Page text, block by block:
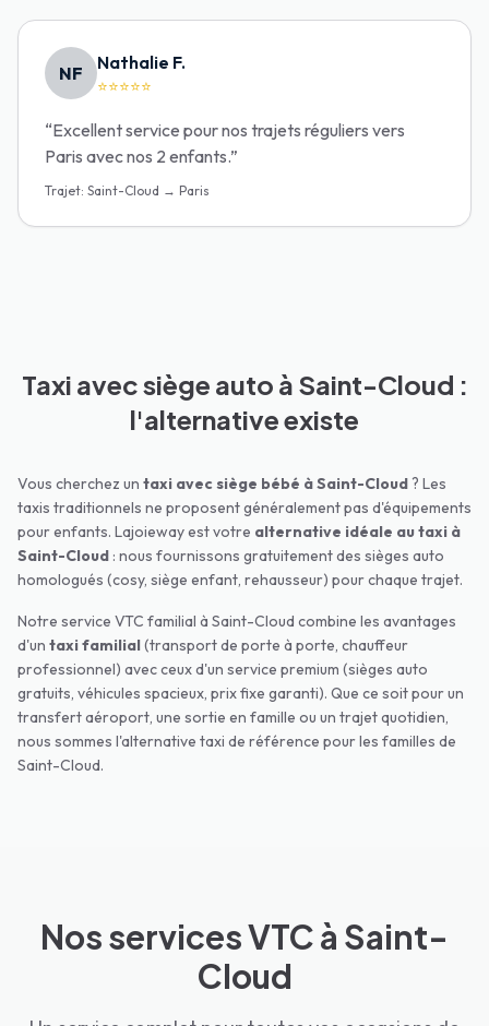
NF Nathalie F.
⭐⭐⭐⭐⭐
“Excellent service pour nos trajets réguliers vers
Paris avec nos 2 enfants.”
Trajet: Saint-Cloud → Paris
Taxi avec siège auto à Saint-Cloud :
l'alternative existe
Vous cherchez un taxi avec siège bébé àSaint-Cloud? Les
taxis traditionnels ne proposent généralement pas d'équipements
pour enfants. Lajoieway est votre alternative idéale au taxi à
Saint-Cloud : nous fournissons gratuitement des sièges auto
homologués (cosy, siège enfant, rehausseur) pour chaque trajet.
Notre service VTC familial à Saint-Cloud combine les avantages
d'un taxi familial(transport de porte à porte, chauffeur
professionnel) avec ceux d'un service premium (sièges auto
gratuits, véhicules spacieux, prix fixe garanti). Que ce soit pour un
transfert aéroport, une sortie en famille ou un trajet quotidien,
nous sommes l'alternative taxi de référence pour les familles de
Saint-Cloud.
Nos services VTC à Saint-
Cloud